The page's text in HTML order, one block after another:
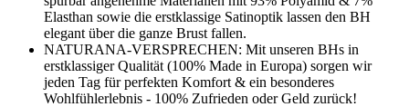
Elasthan sowie die erstklassige Satinoptik lassen den BH
elegant über die ganze Brust fallen.
NATURANA-VERSPRECHEN: Mit unseren BHs in
erstklassiger Qualität (100% Made in Europa) sorgen wir
jeden Tag für perfekten Komfort & ein besonderes
Wohlfühlerlebnis - 100% Zufrieden oder Geld zurück!